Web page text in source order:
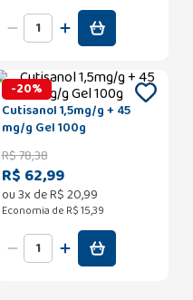
-20%
Cutisanol 1,5mg/g + 45
mg/g Gel 100g
R$78,38
R$ 62,99
ou3x deR$20,99
Economia de R$ 15,39